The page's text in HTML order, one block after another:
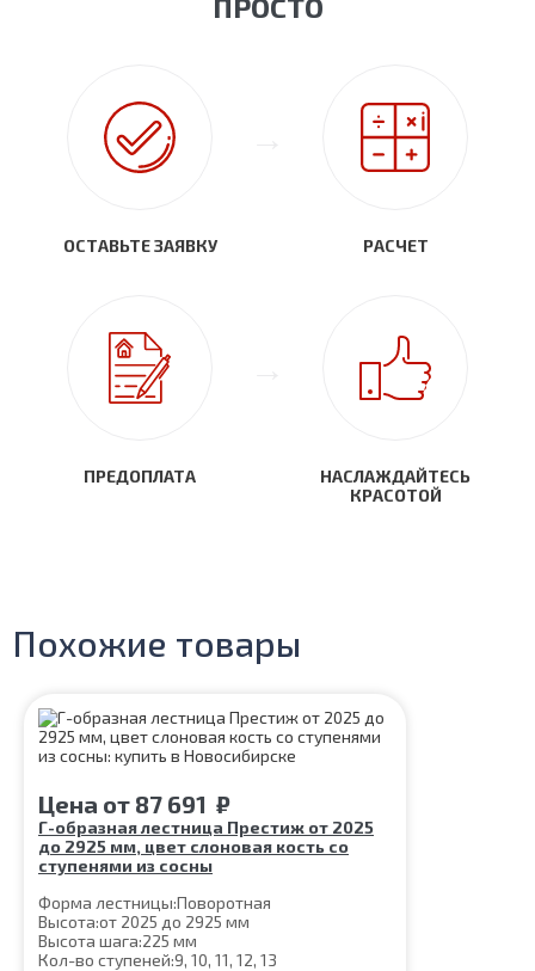
ОСТАВЬТЕ ЗАЯВКУ РАСЧЕТ
ПРЕДОПЛАТА
НАСЛАЖДАЙТЕСЬ
КРАСОТОЙ
Похожие товары
Цена от 87 691 ₽
Г-образная лестница Престиж от 2025
до 2925 мм, цвет слоновая кость со
ступенями из сосны
Форма лестницы:Поворотная
Высота:от 2025 до 2925 мм
Высота шага:225 мм
Кол-во ступеней:9, 10, 11, 12, 13